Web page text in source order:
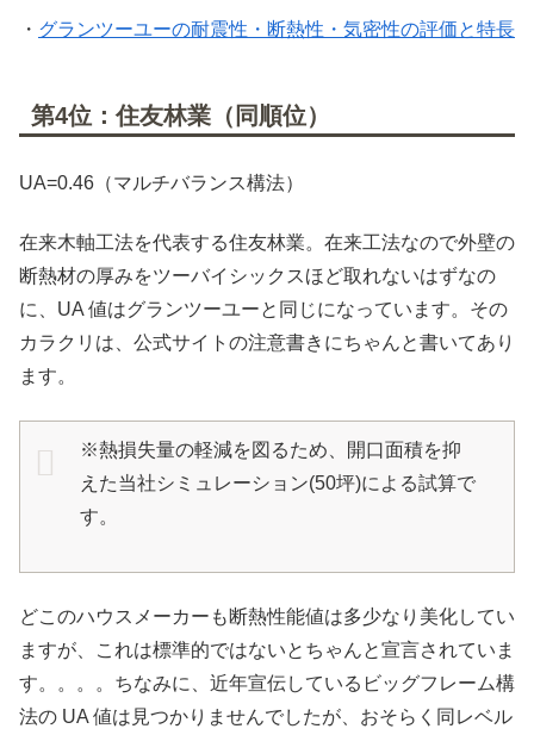
・ グランツーユーの耐震性・断熱性・気密性の評価と特長
第4位：住友林業（同順位）
UA=0.46（マルチバランス構法）
在来木軸工法を代表する住友林業。在来工法なので外壁の
断熱材の厚みをツーバイシックスほど取れないはずなの
に、UA 値はグランツーユーと同じになっています。その
カラクリは、公式サイトの注意書きにちゃんと書いてあり
ます。
※熱損失量の軽減を図るため、開口面積を抑
えた当社シミュレーション(50坪)による試算で
す。
どこのハウスメーカーも断熱性能値は多少なり美化してい
ますが、これは標準的ではないとちゃんと宣言されていま
す。。。。ちなみに、近年宣伝しているビッグフレーム構
法の UA 値は見つかりませんでしたが、おそらく同レベル